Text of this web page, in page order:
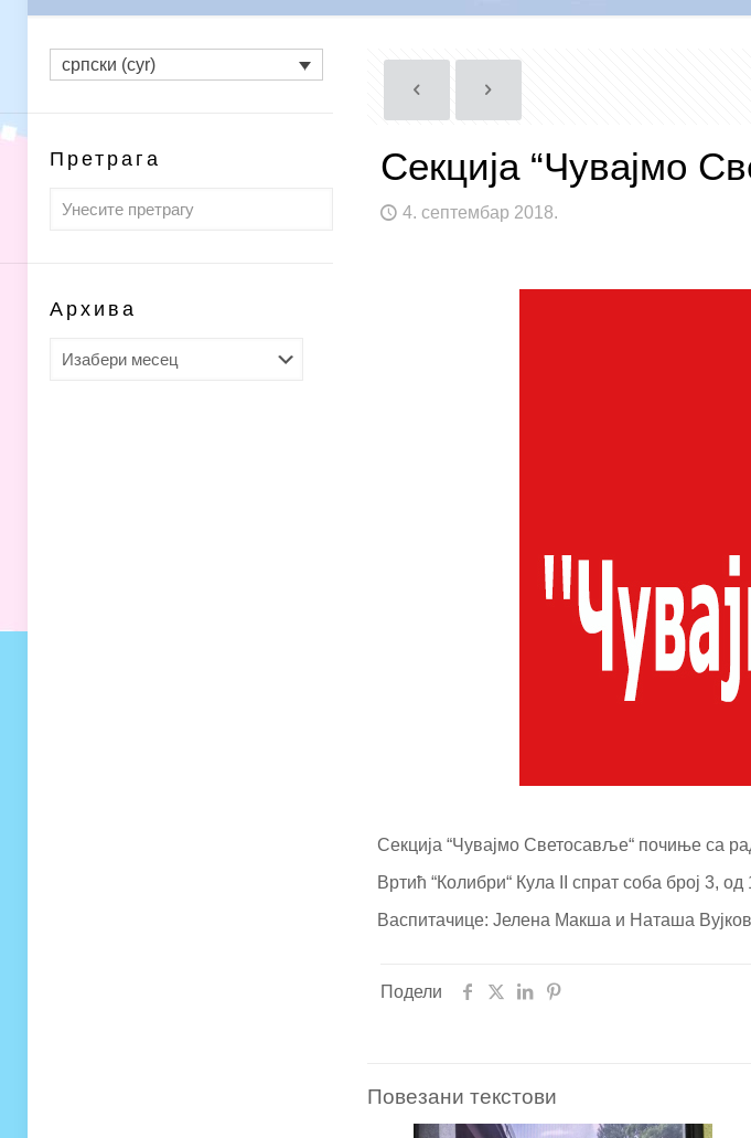
Секција “Чувајмо
4. септембар 2018.
Секција “Чувајмо Светосавље“ почиње са
Вртић “Колибри“ Кула II спрат соба број 3,
Васпитачице: Јелена Макша и Наташа
Подели
Повезани текстови
српски (cyr)
Претрага
Архива